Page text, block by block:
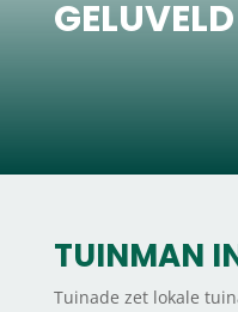
GELUVELD
TUINMAN
Tuinade zet lokale